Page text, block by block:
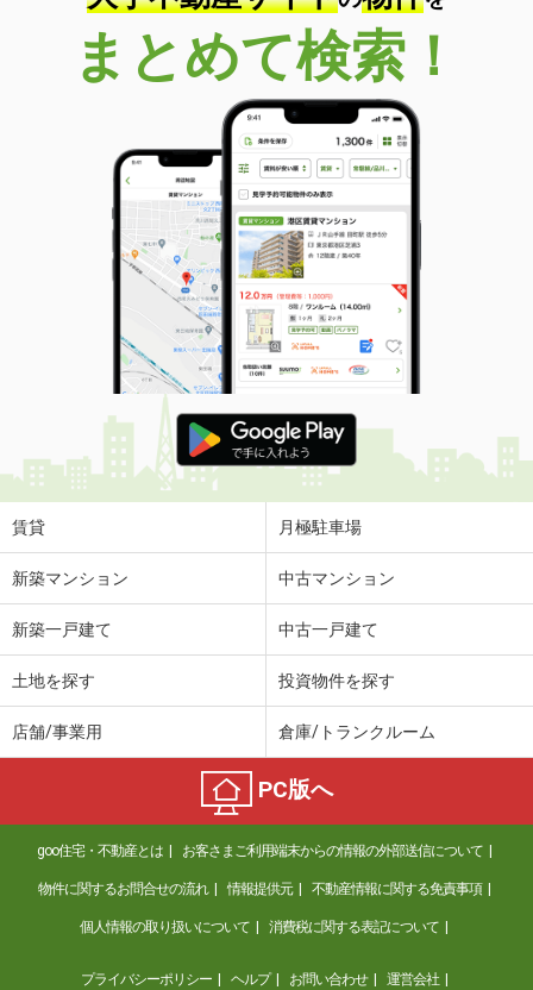
まとめて検索！
賃貸 月極駐車場
新築マンション 中古マンション
新築一戸建て 中古一戸建て
土地を探す 投資物件を探す
店舗/事業用 倉庫/トランクルーム
PC版へ
goo住宅・不動産とは お客さまご利用端末からの情報の外部送信について
物件に関するお問合せの流れ 情報提供元 不動産情報に関する免責事項
個人情報の取り扱いについて 消費税に関する表記について
プライバシーポリシー ヘルプ お問い合わせ 運営会社